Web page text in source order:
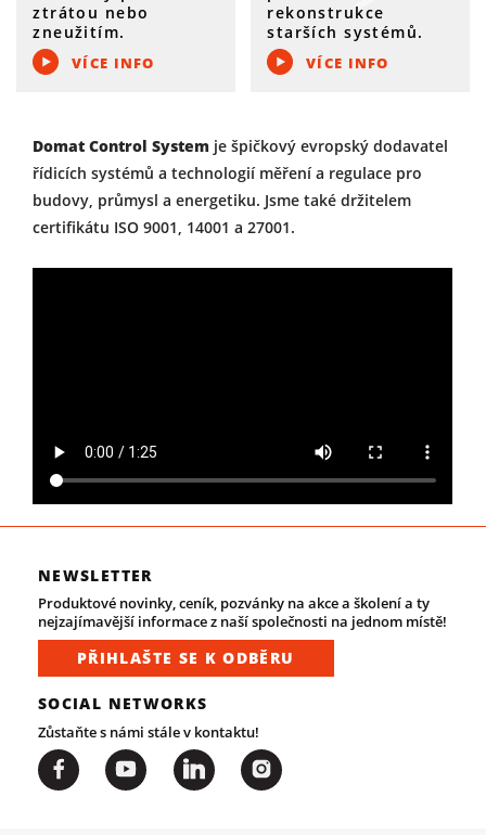
ztrátou nebo
zneužitím.
VÍCE INFO
rekonstrukce
starších systémů.
VÍCE INFO
Domat Control System je špičkový evropský dodavatel
řídicích systémů a technologií měření a regulace pro
budovy, průmysl a energetiku. Jsme také držitelem
certifikátu ISO 9001, 14001 a 27001.
NEWSLETTER
Produktové novinky, ceník, pozvánky na akce a školení a ty
nejzajímavější informace z naší společnosti na jednom místě!
PŘIHLAŠTE SE K ODBĚRU
SOCIAL NETWORKS
Zůstaňte s námi stále v kontaktu!